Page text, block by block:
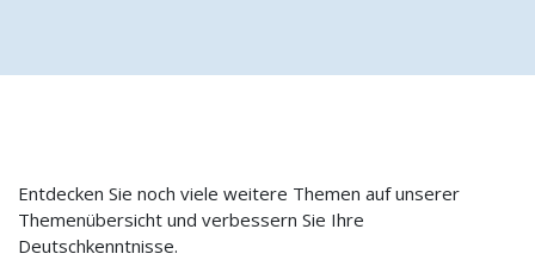
Entdecken Sie noch viele weitere Themen auf unserer
Themenübersicht und verbessern Sie Ihre
Deutschkenntnisse.